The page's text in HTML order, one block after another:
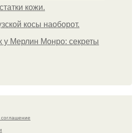
кожи.
косы наоборот.
у Мерлин Монро: секреты
соглашение